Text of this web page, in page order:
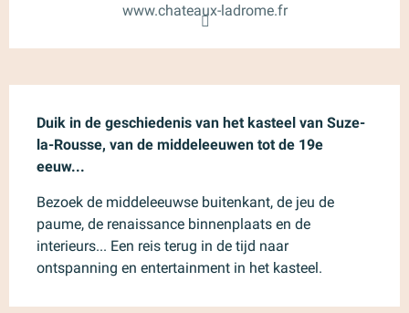
www.chateaux-ladrome.fr
Duik in de geschiedenis van het kasteel van Suze-
la-Rousse, van de middeleeuwen tot de 19e
eeuw...
Bezoek de middeleeuwse buitenkant, de jeu de
paume, de renaissance binnenplaats en de
interieurs... Een reis terug in de tijd naar
ontspanning en entertainment in het kasteel.